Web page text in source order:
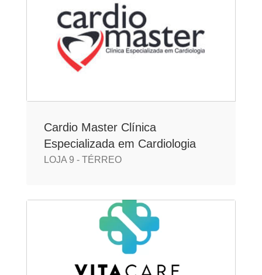
Cardio Master Clínica
Especializada em Cardiologia
LOJA 9 - TÉRREO